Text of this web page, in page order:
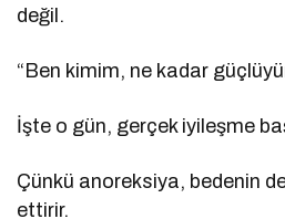
değil.
“Ben kimim, ne kadar
İşte o gün, gerçek iyileşme
Çünkü anoreksiya, bedenin
ettirir.